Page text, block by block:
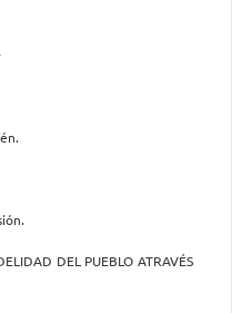
DEL PUEBLO ATRAVÉS